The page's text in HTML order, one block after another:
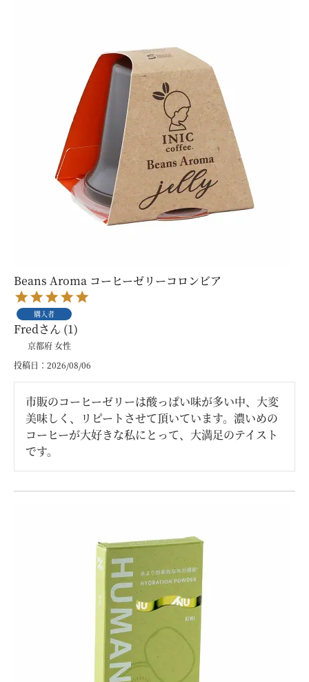
Beans Aroma コーヒーゼリーコロンビア
購入者
Fred 1
京都府女性
投稿日
2026/08/06
市販のコーヒーゼリーは酸っぱい味が多い中、大変
美味しく、リピートさせて頂いています。濃いめの
コーヒーが大好きな私にとって、大満足のテイスト
です。